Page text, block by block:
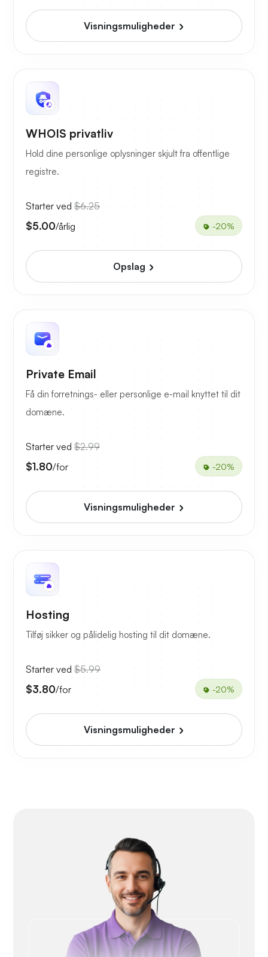
Visningsmuligheder
WHOIS privatliv
Hold dine personlige oplysninger skjult fra offentlige
registre.
Starter ved $6.25
$5.00/årlig -20%
Opslag
Private Email
Få din forretnings- eller personlige e-mail knyttet til dit
domæne.
Starter ved $2.99
$1.80/for -20%
Visningsmuligheder
Hosting
Tilføj sikker og pålidelig hosting til dit domæne.
Starter ved $5.99
$3.80/for -20%
Visningsmuligheder